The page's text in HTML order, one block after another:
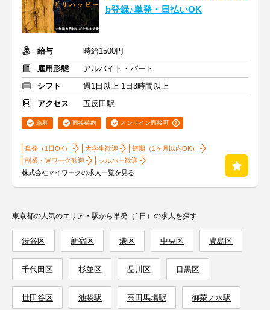
b登録♪単発・日払いOK
給与
時給1500円
雇用形態
アルバイト・パート
シフト
週1日以上 1日3時間以上
アクセス
五反田駅
急募 面接確約 オンライン面接可
単発（1日OK） 大学生歓迎
短期（1ヶ月以内OK）
副業・Ｗワーク歓迎
シルバー歓迎
株式会社マイワークの求人一覧を見る
東京都の人気のエリア・駅から単発（1日）の求人を探す
渋谷区 新宿区 港区 中央区 豊島区
千代田区 杉並区 品川区 目黒区
世田谷区 池袋駅 高田馬場駅 御茶ノ水駅